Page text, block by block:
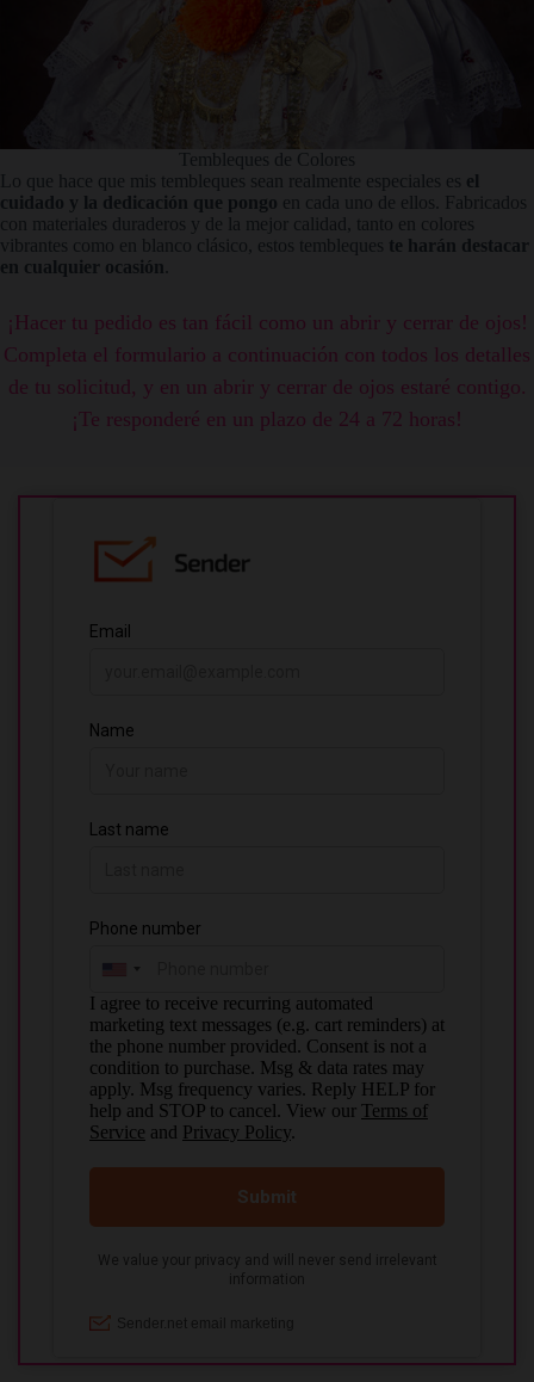
Tembleques de Colores
Lo que hace que mis tembleques sean realmente especiales es el
cuidado y la dedicación que pongo en cada uno de ellos. Fabricados
con materiales duraderos y de la mejor calidad, tanto en colores
vibrantes como en blanco clásico, estos tembleques te harán destacar
en cualquier ocasión
¡Hacer tu pedido es tan fácil como un abrir y cerrar de ojos!
Completa el formulario a continuación con todos los detalles
de tu solicitud, y en un abrir y cerrar de ojos estaré contigo.
¡Te responderé en un plazo de 24 a 72 horas!